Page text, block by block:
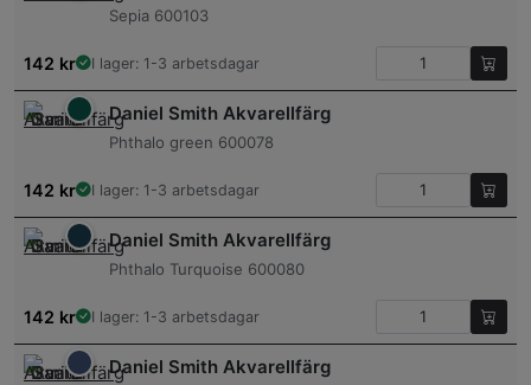
Sepia 600103
142 kr I lager: 1-3 arbetsdagar
Daniel Smith Akvarellfärg
Phthalo green 600078
142 kr I lager: 1-3 arbetsdagar
Daniel Smith Akvarellfärg
Phthalo Turquoise 600080
142 kr I lager: 1-3 arbetsdagar
Daniel Smith Akvarellfärg